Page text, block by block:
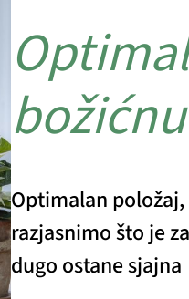
Optimalan
razjasnimo što je
dugo ostane sjajna